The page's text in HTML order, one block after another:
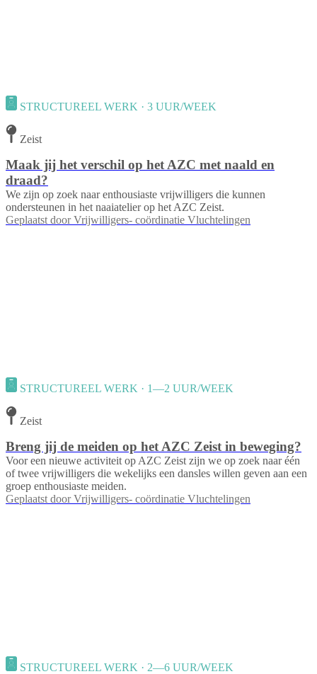
STRUCTUREEL WERK · 3 UUR/WEEK
Zeist
Maak jij het verschil op het AZC met naald en
draad?
We zijn op zoek naar enthousiaste vrijwilligers die kunnen
ondersteunen in het naaiatelier op het AZC Zeist.
Geplaatst door Vrijwilligers- coördinatie Vluchtelingen
STRUCTUREEL WERK · 1—2 UUR/WEEK
Zeist
Breng jij de meiden op het AZC Zeist in beweging?
Voor een nieuwe activiteit op AZC Zeist zijn we op zoek naar één
of twee vrijwilligers die wekelijks een dansles willen geven aan een
groep enthousiaste meiden.
Geplaatst door Vrijwilligers- coördinatie Vluchtelingen
STRUCTUREEL WERK · 2—6 UUR/WEEK